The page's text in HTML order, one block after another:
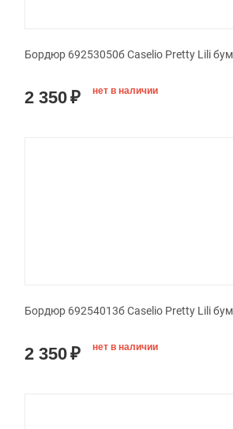
Бордюр 69253050б Caselio Pretty Lili
2 350₽ нет в наличии
Бордюр 69254013б Caselio Pretty Lili
2 350₽ нет в наличии